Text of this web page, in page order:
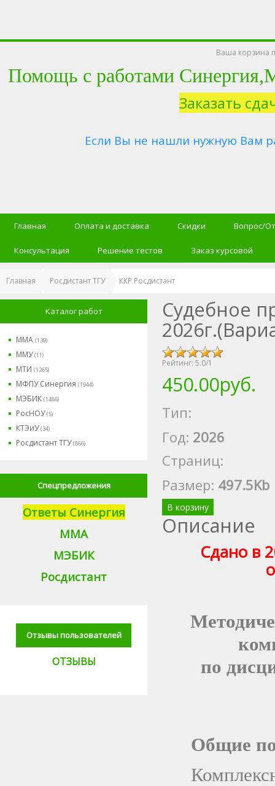
Ваша корзина
Помощь с работами
Заказать
Если Вы не нашли нужную Вам
Главная Оплата и доставка Скидки Вопрос/
Консультация Решение тестов Заказ курсовой
Главная Росдистант ТГУ ККР Росдистант
Каталог работ
ММА (139)
ММУ(11)
МТИ (1265)
МФПУ Синергия (1944)
МЭБИК (1486)
РосНОУ(5)
КТЭиУ(34)
Росдистант ТГУ(866)
Спецпредложения
Ответы Синергия
ММА
МЭБИК
Росдистант
Отзывы пользователей
ОТЗЫВЫ
Судебное
Рейтинг: 5.0/1
450.00руб.
Тип:
Год: 2026
Страниц:
Размер: 497.5Kb
В корзину
Описание
Сдано в
по
Общие